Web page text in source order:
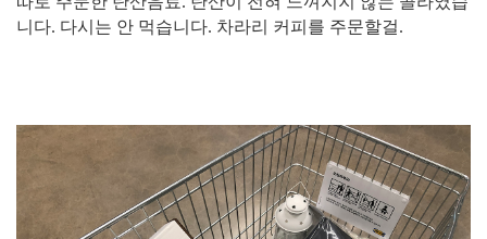
니다. 다시는 안 먹습니다. 차라리 커피를 주문할걸.